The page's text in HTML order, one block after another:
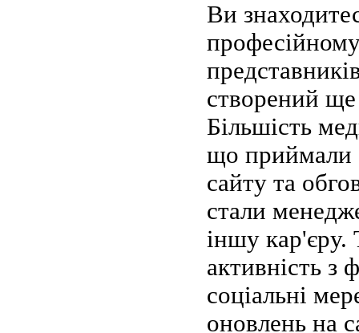
Ви
створений
Більшість
що приймали
сайту та
стали
іншу кар'єру.
активність
соціальні
оновлень на